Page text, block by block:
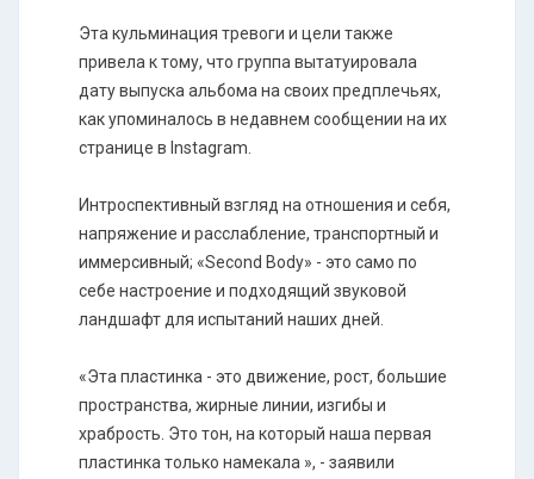
Эта кульминация тревоги и цели также
привела к тому, что группа вытатуировала
дату выпуска альбома на своих предплечьях,
как упоминалось в недавнем сообщении на их
странице в Instagram.
Интроспективный взгляд на отношения и себя,
напряжение и расслабление, транспортный и
иммерсивный; «Second Body» - это само по
себе настроение и подходящий звуковой
ландшафт для испытаний наших дней.
«Эта пластинка - это движение, рост, большие
пространства, жирные линии, изгибы и
храбрость. Это тон, на который наша первая
пластинка только намекала », - заявили